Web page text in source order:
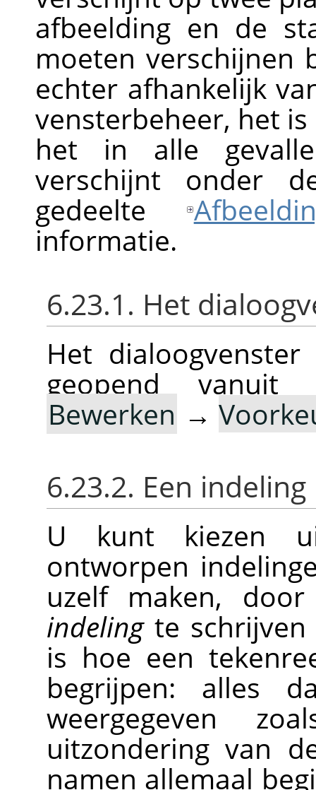
afbeelding en de
moeten verschijnen
echter afhankelijk
vensterbeheer, het
het in alle
verschijnt onder
gedeelte
informatie.
6.23.1. Het
Het
geopend vanuit
Bewerken →
6.23.2. Een
U kunt kiezen
ontworpen
uzelf maken,
indelingte schrijven
is hoe een
begrijpen: alles
weergegeven
uitzondering van
namen allemaal